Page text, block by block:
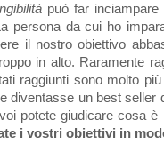
può far
persona da cui ho
il nostro obiettivo
in alto. Raramente
raggiunti sono molto
diventasse un best seller
potete giudicare cosa
i vostri obiettivi in